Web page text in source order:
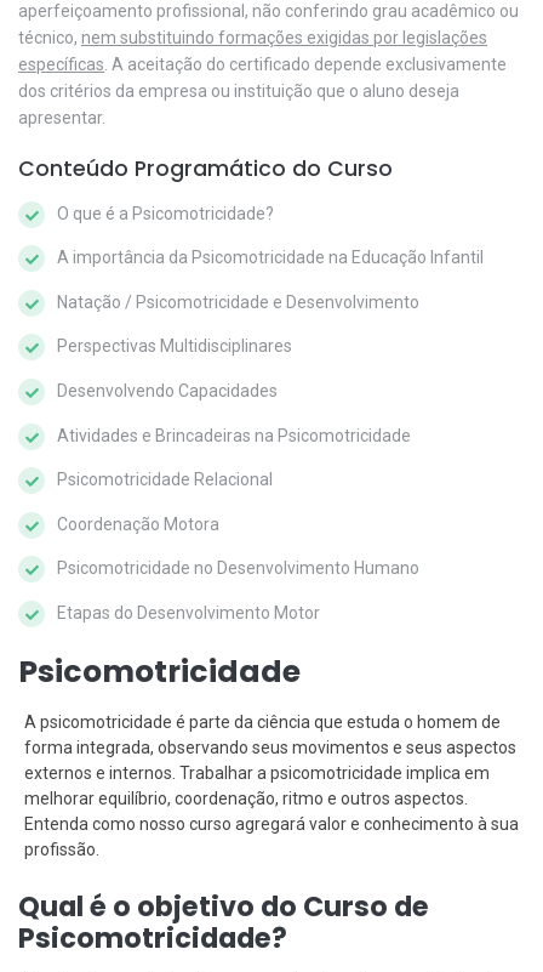
aperfeiçoamento profissional, não conferindo grau acadêmico ou
técnico, nem substituindo formações exigidas por legislações
específicas . A aceitação do certificado depende exclusivamente
dos critérios da empresa ou instituição que o aluno deseja
apresentar.
Conteúdo Programático do Curso
O que é a Psicomotricidade?
A importância da Psicomotricidade na Educação Infantil
Natação / Psicomotricidade e Desenvolvimento
Perspectivas Multidisciplinares
Desenvolvendo Capacidades
Atividades e Brincadeiras na Psicomotricidade
Psicomotricidade Relacional
Coordenação Motora
Psicomotricidade no Desenvolvimento Humano
Etapas do Desenvolvimento Motor
Psicomotricidade
A psicomotricidade é parte da ciência que estuda o homem de
forma integrada, observando seus movimentos e seus aspectos
externos e internos. Trabalhar a psicomotricidade implica em
melhorar equilíbrio, coordenação, ritmo e outros aspectos.
Entenda como nosso curso agregará valor e conhecimento à sua
profissão.
Qual é o objetivo do Curso de
Psicomotricidade?